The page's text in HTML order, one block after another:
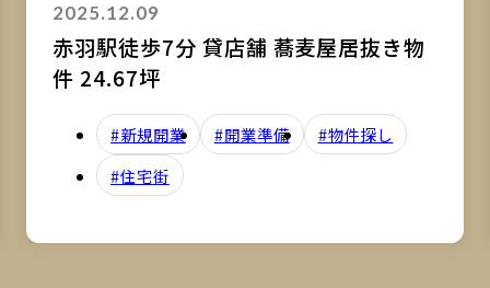
2025.12.09
赤羽駅徒歩7分 貸店舗 蕎麦屋居抜き物
件 24.67坪
#新規開業 #開業準備
#物件探し
#住宅街